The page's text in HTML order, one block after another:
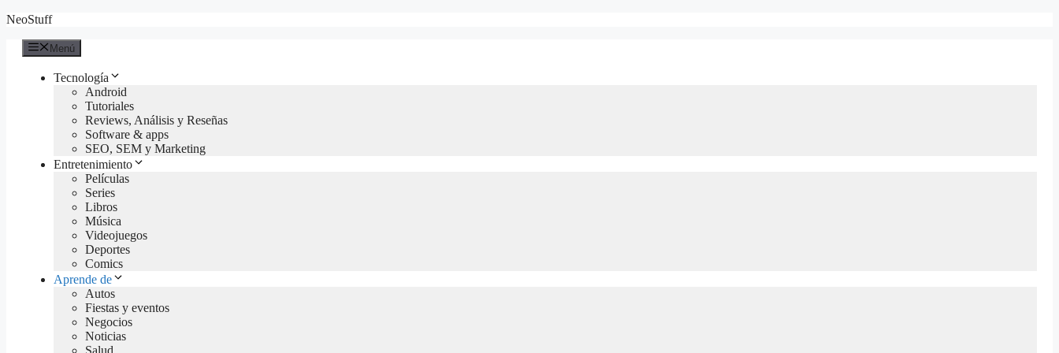
Saltar
contenido
NeoStuff
Menú
Tecnología
Android
Tutoriales
Reviews, Análisis y Reseñas
Software & apps
SEO, SEM y Marketing
Entretenimiento
Películas
Series
Libros
Música
Videojuegos
Deportes
Comics
Aprende de
Autos
Fiestas y eventos
Negocios
Noticias